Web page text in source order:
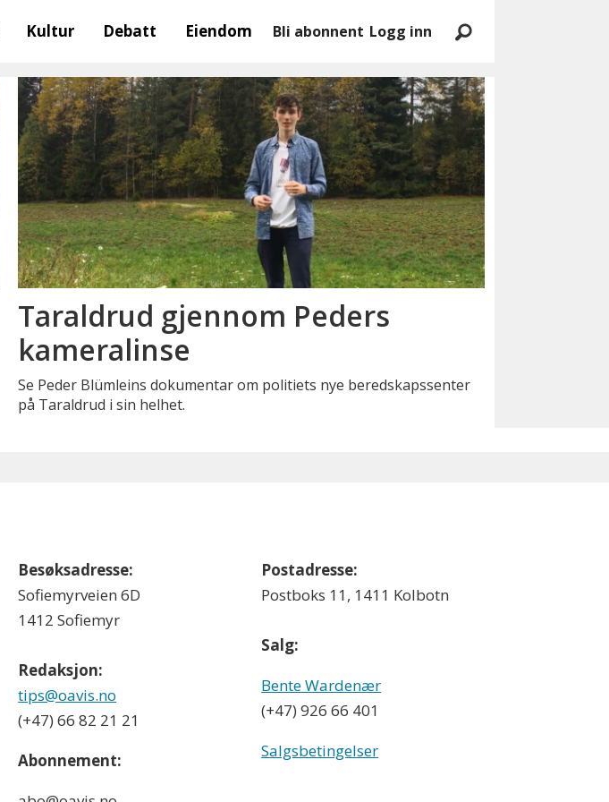
Kultur Debatt Eiendom Bli abonnent Logg inn
Taraldrud gjennom Peders
kameralinse
Se Peder Blümleins dokumentar om politiets nye beredskapssenter
på Taraldrud i sin helhet.
Besøksadresse:
Sofiemyrveien 6D
1412 Sofiemyr
Redaksjon:
tips@oavis.no
(+47) 66 82 21 21
Abonnement:
Postadresse:
Postboks 11, 1411 Kolbotn
Salg:
Bente Wardenær
(+47) 926 66 401
Salgsbetingelser